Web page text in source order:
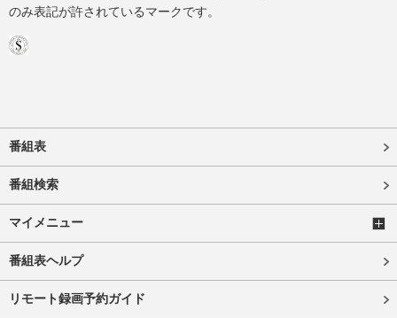
のみ表記が許されているマークです。
番組表
番組検索
マイメニュー
番組表ヘルプ
リモート録画予約ガイド